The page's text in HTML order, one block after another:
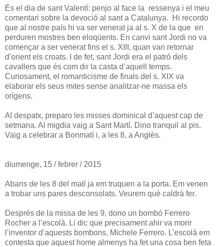
És el dia de sant Valentí: penjo al face la ressenya i el meu
comentari sobre la devoció al sant a Catalunya. Hi recordo
que al nostre país hi va ser venerat ja al s. X de la que en
perduren mostres ben eloqüents. En canvi sant Jordi no va
començar a ser venerat fins el s. XIII, quan van retornar
d’orient els croats. I de fet, sant Jordi era el patró dels
cavallers que és com dir la casta d’aquell temps.
Curiosament, el romanticisme de finals del s. XIX va
elaborar els seus mites sense analitzar-ne massa els
orígens.
Al despatx, preparo les misses dominical d’aquest cap de
setmana. Al migdia vaig a Sant Martí. Dino tranquil al pis.
Vaig a celebrar a Bonmatí i, a les 8, a Anglès.
diumenge, 15 / febrer / 2015
Abans de les 8 del matí ja em truquen a la porta. Em venen
a trobar uns pares desconsolats. Veurem què caldrà fer.
Després de la missa de les 9, dono un bombó Ferrero
Rocher a l’escolà. Li dic que precisament ahir va morir
l’inventor d’aquests bombons, Michele Ferrero. L’escolà em
contesta que aquest home almenys ha fet una cosa ben feta